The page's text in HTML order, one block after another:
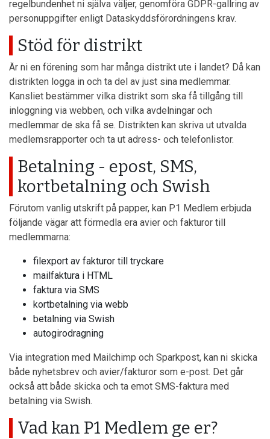
regelbundenhet ni själva väljer, genomföra GDPR-gallring av
personuppgifter enligt Dataskyddsförordningens krav.
Stöd för distrikt
Är ni en förening som har många distrikt ute i landet? Då kan
distrikten logga in och ta del av just sina medlemmar.
Kansliet bestämmer vilka distrikt som ska få tillgång till
inloggning via webben, och vilka avdelningar och
medlemmar de ska få se. Distrikten kan skriva ut utvalda
medlemsrapporter och ta ut adress- och telefonlistor.
Betalning - epost, SMS,
kortbetalning och Swish
Förutom vanlig utskrift på papper, kan P1 Medlem erbjuda
följande vägar att förmedla era avier och fakturor till
medlemmarna:
filexport av fakturor till tryckare
mailfaktura i HTML
faktura via SMS
kortbetalning via webb
betalning via Swish
autogirodragning
Via integration med Mailchimp och Sparkpost, kan ni skicka
både nyhetsbrev och avier/fakturor som e-post. Det går
också att både skicka och ta emot SMS-faktura med
betalning via Swish.
Vad kan P1 Medlem ge er?